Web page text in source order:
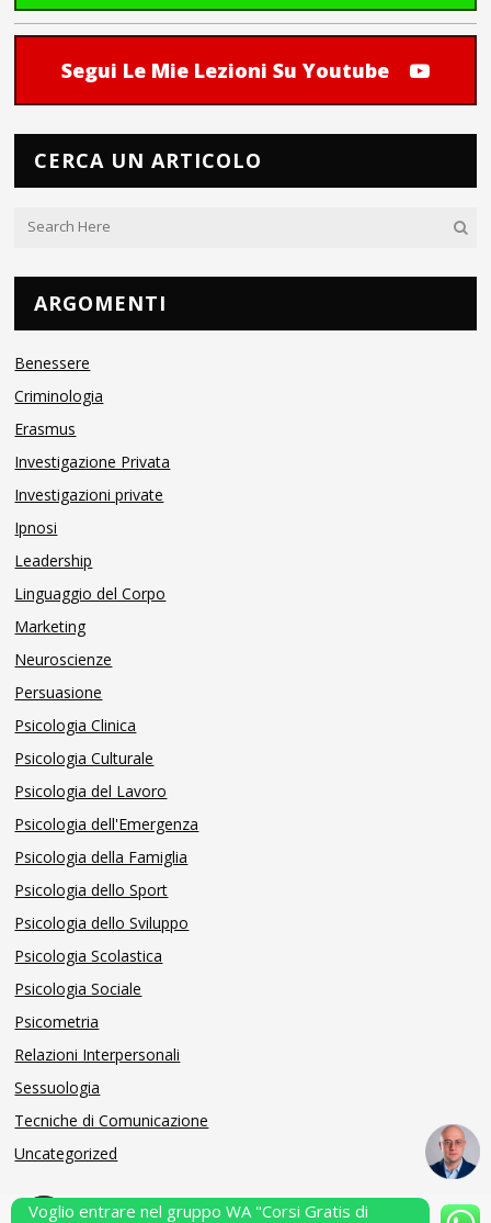
Segui Le Mie Lezioni Su Youtube
CERCA UN ARTICOLO
ARGOMENTI
Benessere
Criminologia
Erasmus
Investigazione Privata
Investigazioni private
Ipnosi
Leadership
Linguaggio del Corpo
Marketing
Neuroscienze
Persuasione
Psicologia Clinica
Psicologia Culturale
Psicologia del Lavoro
Psicologia dell'Emergenza
Psicologia della Famiglia
Psicologia dello Sport
Psicologia dello Sviluppo
Psicologia Scolastica
Psicologia Sociale
Psicometria
Relazioni Interpersonali
Sessuologia
Tecniche di Comunicazione
Uncategorized
Voglio entrare nel gruppo WA "Corsi Gratis di